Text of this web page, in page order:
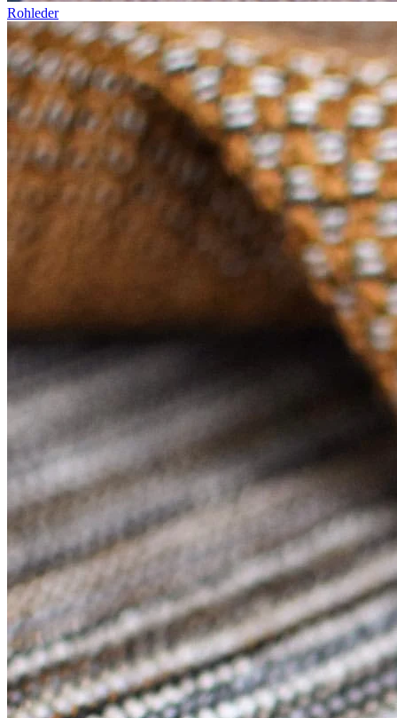
Rohleder